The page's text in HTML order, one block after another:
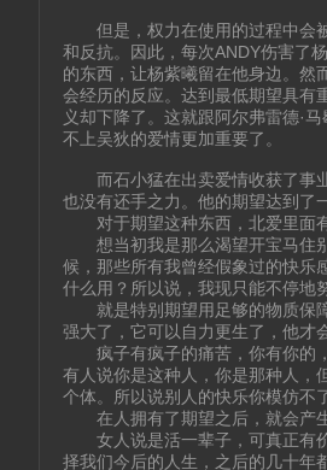
但是，权力在使用的过程中会被
和反抗。因此，每次ANDY伤害了
的东西，让杨紫曦留在他身边。然
会经历的反应。达到最低期望具有
义却下降了。这就跟阿尔弗雷德·
不上吴狄的爱情更加重要了。
而石小猛在出卖爱情收获了事业
也没有还手之力。他的期望达到了
对于期望这种东西，北爱里面
想当初我是那么渴望开宝马住别
候，那些所有我曾经假象过的快乐
什么用？所以说，我现只能不停地
就是特别期望用足够的物质保障
强大了，它可以自力更生了，他才
疯子有疯子的痛苦，你有你的，
有人说你是这种人，你是那种人，
个体。所以说别人的快乐你模仿不
在人拥有了期望之后，就会产
女人说是活一辈子，可真正有价
择我们今后的人生，之后的几十年